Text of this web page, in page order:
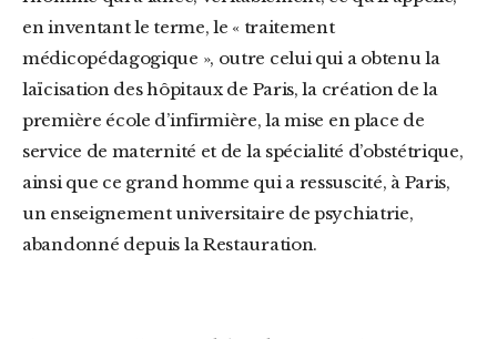
en inventant le terme, le « traitement
médicopédagogique », outre celui qui a obtenu la
laïcisation des hôpitaux de Paris, la création de la
première école d’infirmière, la mise en place de
service de maternité et de la spécialité d’obstétrique,
ainsi que ce grand homme qui a ressuscité, à Paris,
un enseignement universitaire de psychiatrie,
abandonné depuis la Restauration.